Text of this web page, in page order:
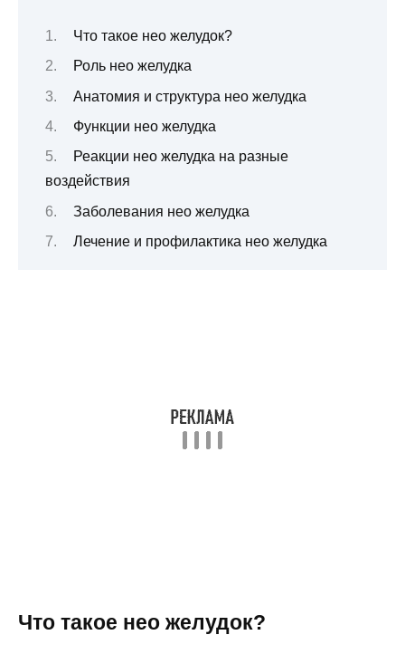
Что такое нео желудок?
Роль нео желудка
Анатомия и структура нео желудка
Функции нео желудка
Реакции нео желудка на разные
воздействия
Заболевания нео желудка
Лечение и профилактика нео желудка
Что такое нео желудок?